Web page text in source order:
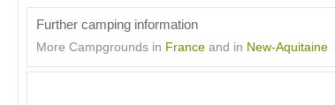
Further camping information
More Campgrounds in France and in New-Aquitaine